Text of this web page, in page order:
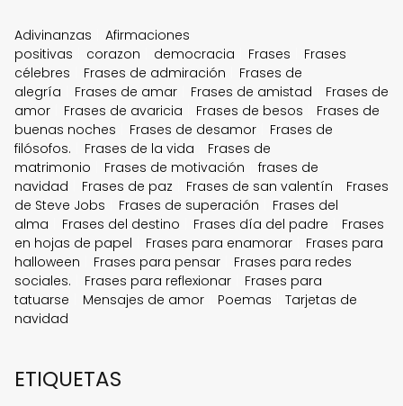
Adivinanzas
Afirmaciones
positivas
corazon democracia Frases
Frases
célebres
Frases de admiración
Frases de
alegría
Frases de amar Frases de amistad
Frases de
amor
Frases de avaricia Frases de besos
Frases de
buenas noches
Frases de desamor
Frases de
filósofos.
Frases de la vida
Frases de
matrimonio
Frases de motivación
frases de
navidad
Frases de paz Frases de san valentín
Frases
de Steve Jobs
Frases de superación
Frases del
alma
Frases del destino Frases día del padre
Frases
en hojas de papel
Frases para enamorar
Frases para
halloween
Frases para pensar
Frases para redes
sociales.
Frases para reflexionar
Frases para
tatuarse
Mensajes de amor Poemas
Tarjetas de
navidad
ETIQUETAS